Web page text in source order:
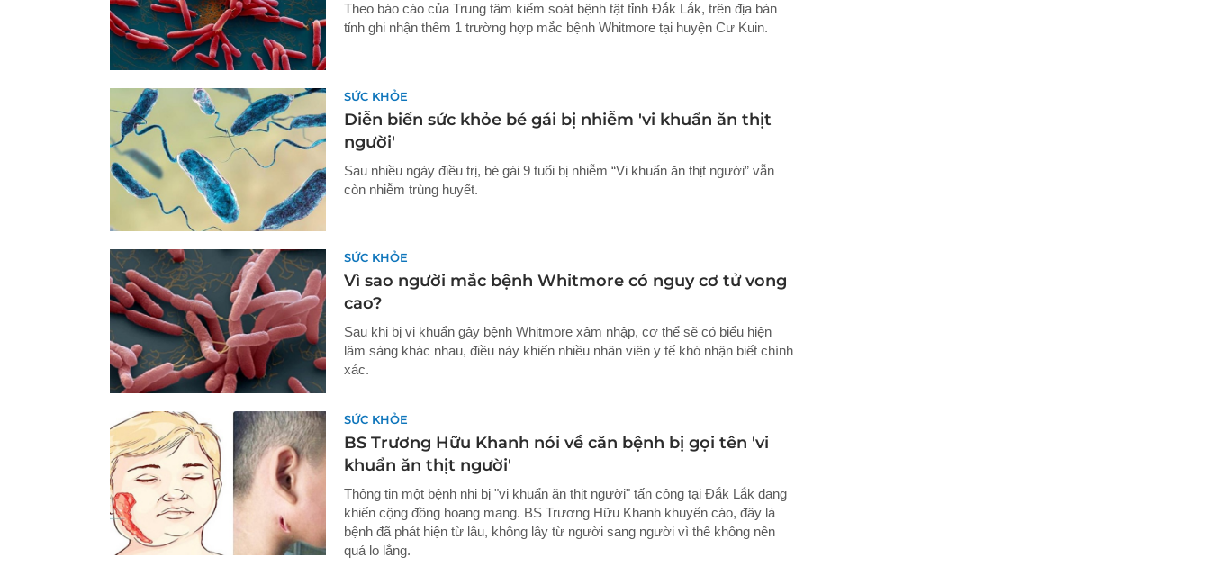
Theo báo cáo của Trung tâm kiểm soát bệnh tật tỉnh Đắk Lắk, trên địa bàn
tỉnh ghi nhận thêm 1 trường hợp mắc bệnh Whitmore tại huyện Cư Kuin.
SỨC KHỎE
Diễn biến sức khỏe bé gái bị nhiễm 'vi khuẩn ăn thịt
người'
Sau nhiều ngày điều trị, bé gái 9 tuổi bị nhiễm “Vi khuẩn ăn thịt người” vẫn
còn nhiễm trùng huyết.
SỨC KHỎE
Vì sao người mắc bệnh Whitmore có nguy cơ tử vong
cao?
Sau khi bị vi khuẩn gây bệnh Whitmore xâm nhập, cơ thể sẽ có biểu hiện
lâm sàng khác nhau, điều này khiến nhiều nhân viên y tế khó nhận biết chính
xác.
SỨC KHỎE
BS Trương Hữu Khanh nói về căn bệnh bị gọi tên 'vi
khuẩn ăn thịt người'
Thông tin một bệnh nhi bị "vi khuẩn ăn thịt người" tấn công tại Đắk Lắk đang
khiến cộng đồng hoang mang. BS Trương Hữu Khanh khuyến cáo, đây là
bệnh đã phát hiện từ lâu, không lây từ người sang người vì thế không nên
quá lo lắng.